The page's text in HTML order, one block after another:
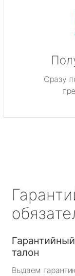
Сразу
Гарантийный
талон
Выдаем